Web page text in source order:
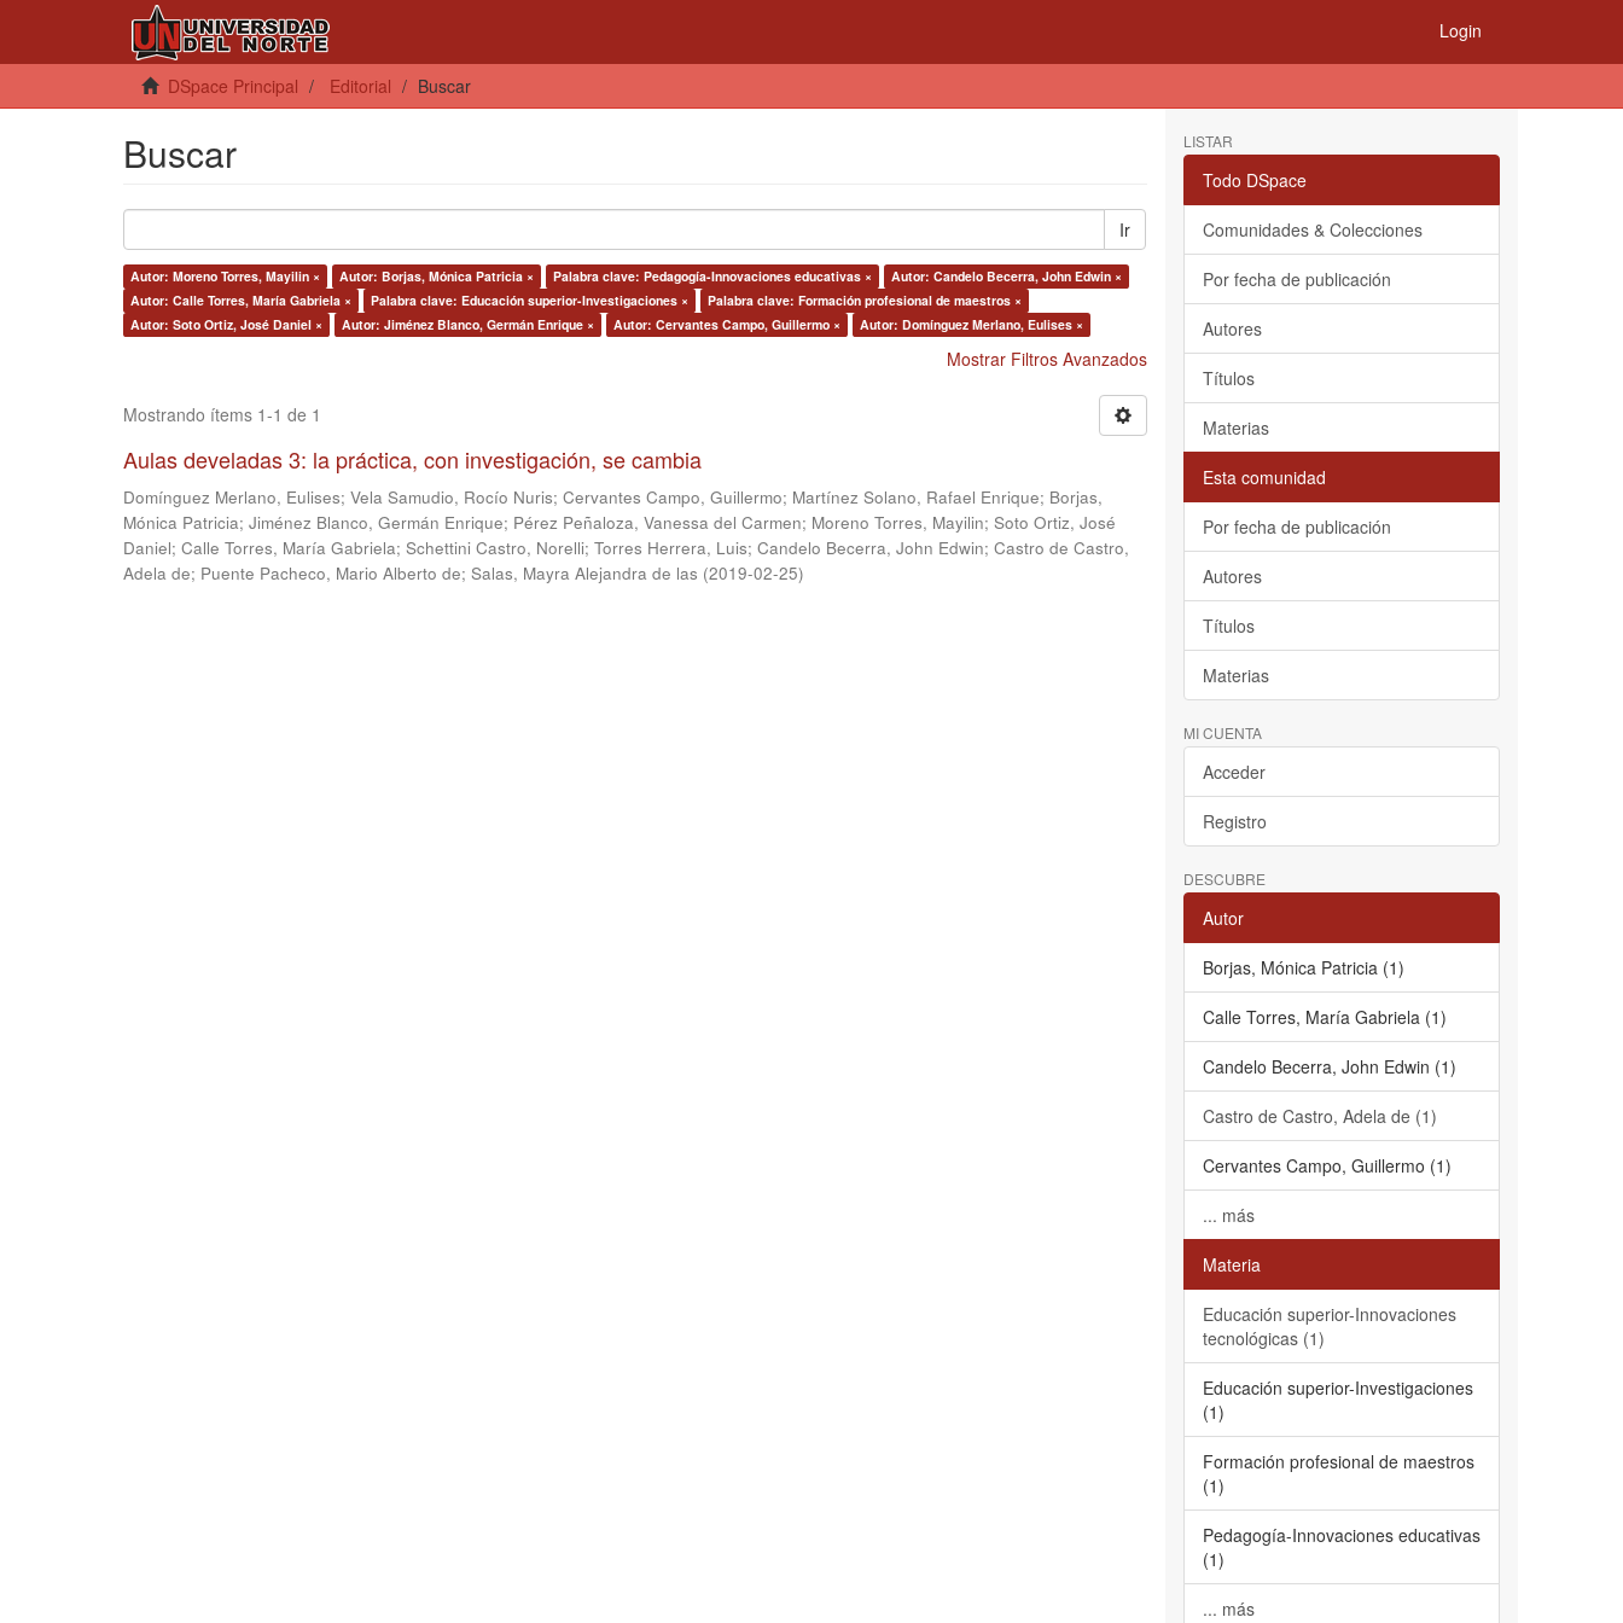
Login
DSpace Principal Editorial Buscar
Buscar
Ir
Autor: Moreno Torres, Mayilin × Autor: Borjas, Mónica Patricia × Palabra clave: Pedagogía-Innovaciones educativas ×
Autor: Candelo Becerra, John Edwin ×
Autor: Calle Torres, María Gabriela ×
Palabra clave: Educación superior-Investigaciones ×
Palabra clave: Formación profesional de maestros ×
Autor: Soto Ortiz, José Daniel ×
Autor: Jiménez Blanco, Germán Enrique × Autor: Cervantes Campo, Guillermo × Autor: Domínguez Merlano, Eulises ×
Mostrar Filtros Avanzados
Mostrando ítems 1-1 de 1
Aulas develadas 3: la práctica, con investigación, se cambia
Domínguez Merlano, Eulises; Vela Samudio, Rocío Nuris; Cervantes Campo, Guillermo; Martínez Solano, Rafael Enrique; Borjas,
Mónica Patricia; Jiménez Blanco, Germán Enrique; Pérez Peñaloza, Vanessa del Carmen; Moreno Torres, Mayilin; Soto Ortiz, José
Daniel; Calle Torres, María Gabriela; Schettini Castro, Norelli; Torres Herrera, Luis; Candelo Becerra, John Edwin; Castro de Castro,
Adela de; Puente Pacheco, Mario Alberto de; Salas, Mayra Alejandra de las (2019-02-25)
LISTAR
Todo DSpace
Comunidades & Colecciones
Por fecha de publicación
Autores
Títulos
Materias
Esta comunidad
Por fecha de publicación
Autores
Títulos
Materias
MI CUENTA
Acceder
Registro
DESCUBRE
Autor
Borjas, Mónica Patricia (1)
Calle Torres, María Gabriela (1)
Candelo Becerra, John Edwin (1)
Castro de Castro, Adela de (1)
Cervantes Campo, Guillermo (1)
... más
Materia
Educación superior-Innovaciones
tecnológicas (1)
Educación superior-Investigaciones
(1)
Formación profesional de maestros
(1)
Pedagogía-Innovaciones educativas
(1)
... más